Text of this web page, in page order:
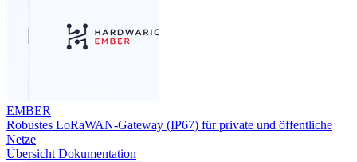
EMBER
Robustes LoRaWAN-Gateway (IP67) für private und öffentliche
Netze
Übersicht Dokumentation